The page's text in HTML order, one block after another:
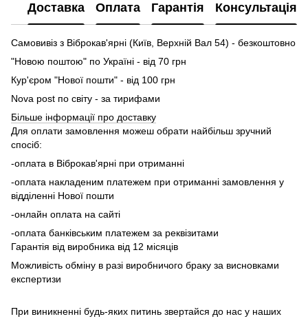
Доставка Оплата Гарантія Консультація
Самовивіз з Віброкав'ярні (Київ, Верхній Вал 54) - безкоштовно
"Новою поштою" по Україні - від 70 грн
Кур'єром "Нової пошти" - від 100 грн
Nova post по світу - за тирифами
Більше інформації про доставку
Для оплати замовлення можеш обрати найбільш зручний
спосіб:
-оплата в Віброкав'ярні при отриманні
-оплата накладеним платежем при отриманні замовлення у
відділенні Нової пошти
-онлайн оплата на сайті
-оплата банківським платежем за реквізитами
Гарантія від виробника від 12 місяців
Можливість обміну в разі виробничого браку за висновками
експертизи
При виникненні будь-яких питинь звертайся до нас у наших